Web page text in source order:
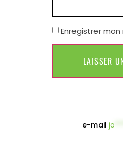
Enregistrer
e-mailjo